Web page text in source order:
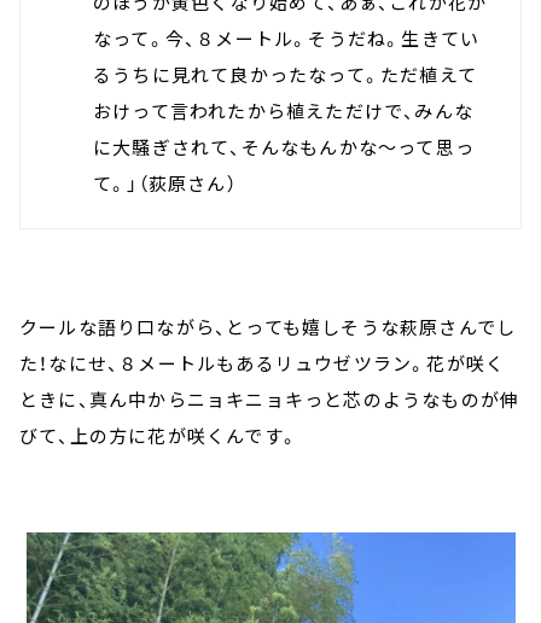
なって。今、８メートル。そうだね。生きてい
るうちに見れて良かったなって。ただ植えて
おけって言われたから植えただけで、みんな
に大騒ぎされて、そんなもんかな～って思っ
て。」（荻原さん）
クールな語り口ながら、とっても嬉しそうな萩原さんでし
た！なにせ、８メートルもあるリュウゼツラン。花が咲く
ときに、真ん中からニョキニョキっと芯のようなものが伸
びて、上の方に花が咲くんです。